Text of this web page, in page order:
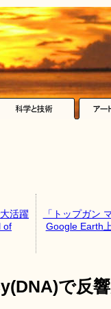
活躍
of
「トップガン
Google Earth
で反